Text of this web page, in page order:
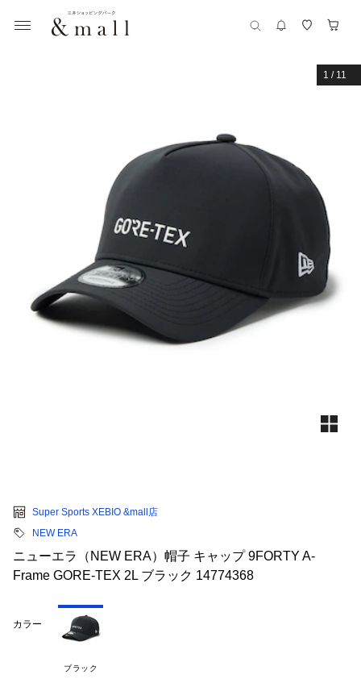
1 / 11
Super Sports XEBIO &mall店
NEW ERA
ニューエラ（NEW ERA）帽子 キャップ 9FORTY A-
Frame GORE-TEX 2L ブラック 14774368
カラー
ブラック